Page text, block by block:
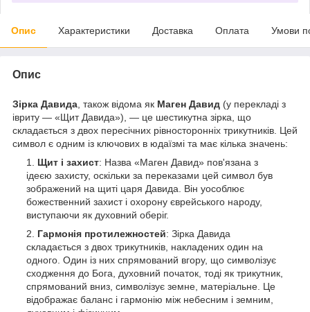
Опис Характеристики Доставка Оплата Умови
Опис
Зірка Давида , також відома як Маген Давид (у перекладі з
івриту — «Щит Давида»), — це шестикутна зірка, що
складається з двох пересічних рівносторонніх трикутників. Цей
символ є одним із ключових в юдаїзмі та має кілька значень:
Щит і захист: Назва «Маген Давид» пов'язана з
ідеєю захисту, оскільки за переказами цей символ був
зображений на щиті царя Давида. Він уособлює
божественний захист і охорону єврейського народу,
виступаючи як духовний оберіг.
Гармонія протилежностей: Зірка Давида
складається з двох трикутників, накладених один на
одного. Один із них спрямований вгору, що символізує
сходження до Бога, духовний початок, тоді як трикутник,
спрямований вниз, символізує земне, матеріальне. Це
відображає баланс і гармонію між небесним і земним,